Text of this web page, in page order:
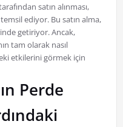
satın alınması,
ediyor. Bu satın alma,
getiriyor. Ancak,
tam olarak nasıl
etkilerini görmek için
Perde